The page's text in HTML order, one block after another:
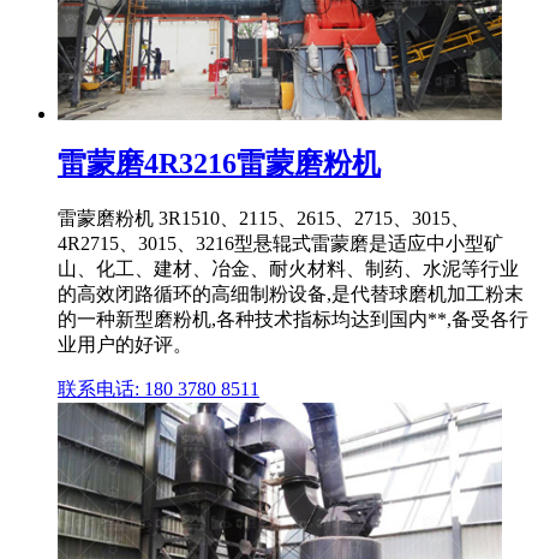
雷蒙磨4R3216雷蒙磨粉机
雷蒙磨粉机 3R1510、2115、2615、2715、3015、
4R2715、3015、3216型悬辊式雷蒙磨是适应中小型矿
山、化工、建材、冶金、耐火材料、制药、水泥等行业
的高效闭路循环的高细制粉设备,是代替球磨机加工粉末
的一种新型磨粉机,各种技术指标均达到国内**,备受各行
业用户的好评。
联系电话: 180 3780 8511